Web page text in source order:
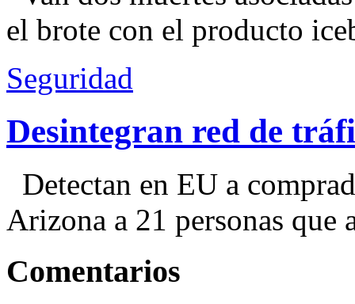
el brote con el producto
Seguridad
Desintegran red de
Detectan en EU a
Arizona a 21 personas que
Comentarios